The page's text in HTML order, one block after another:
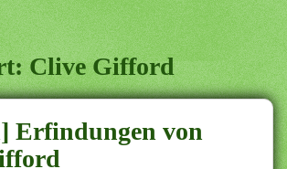
Clive Gifford
Erfindungen von